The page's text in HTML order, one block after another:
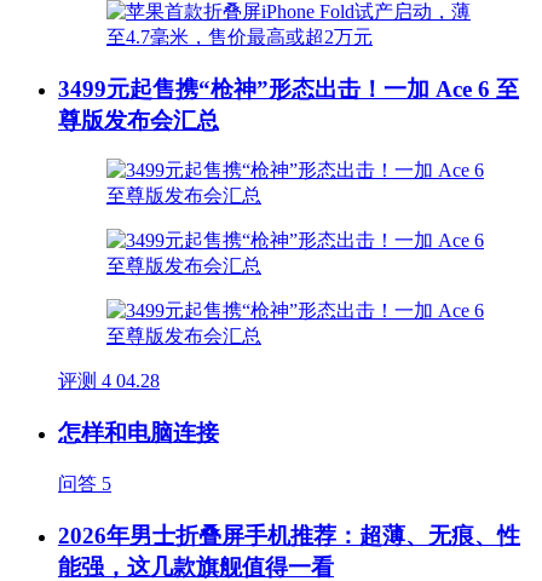
3499元起售携“枪神”形态出击！一加 Ace 6 至
尊版发布会汇总
评测 4 04.28
怎样和电脑连接
问答 5
2026年男士折叠屏手机推荐：超薄、无痕、性
能强，这几款旗舰值得一看